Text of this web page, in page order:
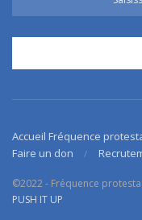
Accueil Fréquence
Faire un don
©2022 - Fréquence
PUSH IT UP